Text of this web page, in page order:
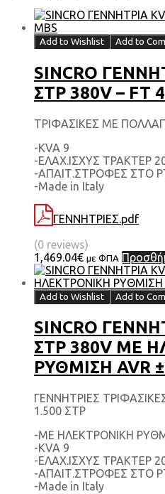
Add to Wishlist Add to
SINCRO
ΣΤΡ 380V – FT
ΤΡΙΦΑΣΙΚΕΣ ΜΕ
-KVA 9
-ΕΛΑΧ.ΙΣΧΥΣ ΤΡΑΚΤΕΡ
-ΑΠΑΙΤ.ΣΤΡΟΦΕΣ ΣΤΟ
-Made in Italy
ΓΕΝΝΗΤΡΙΕΣ.pdf
(0 reviews)
1,469.04€ με ΦΠΑ
Add to Wishlist Add to
SINCRO
ΣΤΡ 380V ΜΕ
ΡΥΘΜΙΣΗ AVR
ΓΕΝΝΗΤΡΙΕΣ
1.500 ΣΤΡ
-ΜΕ ΗΛΕΚΤΡΟΝΙΚΗ
-KVA 9
-ΕΛΑΧ.ΙΣΧΥΣ ΤΡΑΚΤΕΡ
-ΑΠΑΙΤ.ΣΤΡΟΦΕΣ ΣΤΟ
-Made in Italy